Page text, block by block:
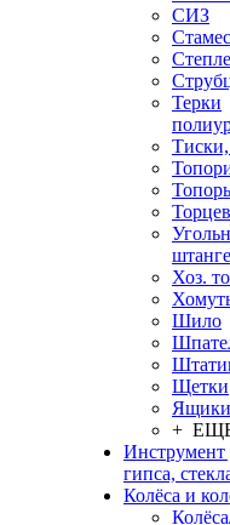
СИЗ
Терки
Тиски,
Хоз.
Шило
Щетки
Ящики
+
Инструмент
гипса,
Колёса и